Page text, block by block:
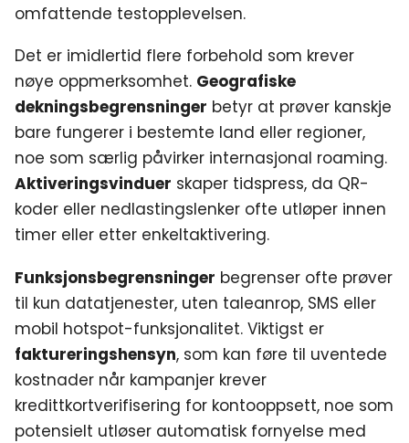
omfattende testopplevelsen.
Det er imidlertid flere forbehold som krever
nøye oppmerksomhet. Geografiske
dekningsbegrensninger betyr at prøver kanskje
bare fungerer i bestemte land eller regioner,
noe som særlig påvirker internasjonal roaming.
Aktiveringsvinduer skaper tidspress, da QR-
koder eller nedlastingslenker ofte utløper innen
timer eller etter enkeltaktivering.
Funksjonsbegrensninger begrenser ofte prøver
til kun datatjenester, uten taleanrop, SMS eller
mobil hotspot-funksjonalitet. Viktigst er
faktureringshensyn, som kan føre til uventede
kostnader når kampanjer krever
kredittkortverifisering for kontooppsett, noe som
potensielt utløser automatisk fornyelse med